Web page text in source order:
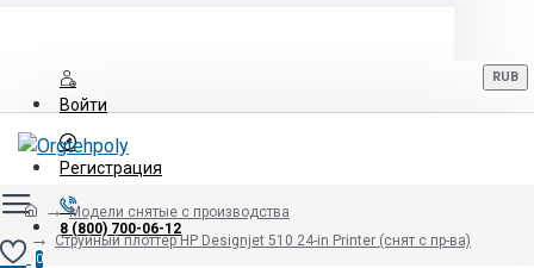
Войти
Регистрация
8 (800) 700-06-12
RUB
0
Модели снятые с производства
Струйный плоттер HP Designjet 510 24-in Printer (снят с пр-ва)